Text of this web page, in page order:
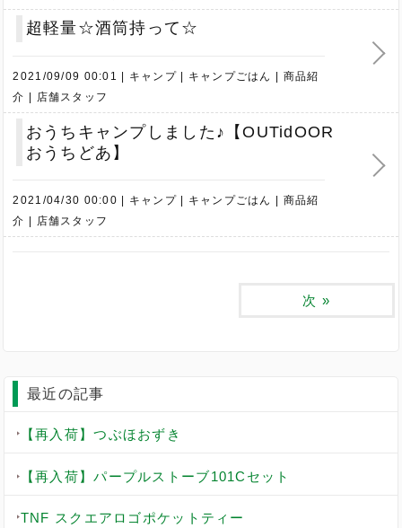
超軽量☆酒筒持って☆
2021/09/09 00:01 キャンプ キャンプごはん
商品紹
介
店舗スタッフ
おうちキャンプしました♪【OUTidOOR
おうちどあ】
2021/04/30 00:00 キャンプ キャンプごはん
商品紹
介
店舗スタッフ
次 »
最近の記事
【再入荷】つぶほおずき
【再入荷】パープルストーブ101Cセット
TNF スクエアロゴポケットティー